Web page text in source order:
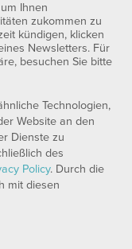
Ihnen
zukommen zu
kündigen, klicken
Newsletters. Für
besuchen Sie bitte
Technologien,
Website an den
Dienste zu
des
Policy. Durch die
mit diesen